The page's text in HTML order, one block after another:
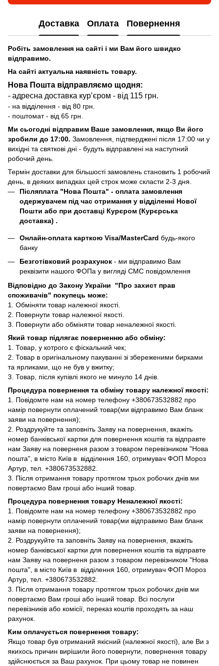
Доставка Оплата Повернення
Робіть замовлення на сайті і ми Вам його швидко
відправимо.
На сайті актуальна наявність товару.
Нова Пошта відправляємо щодня:
- адресна доставка курʼєром - від 115 грн.
- на відділення - від 80 грн.
- поштомат - від 65 грн.
Ми сьогодні відправим Ваше замовлення, якщо Ви його
зробили до 17:00. Замовлення, підтверджені після 17:00 чи у
вихідні та святкові дні - будуть відправлені на наступний
робочий день.
Термін доставки для більшості замовлень становить 1 робочий
день, в деяких випадках цей строк може скласти 2-3 дня.
Післяплата "Нова Пошта" - оплата замовлення
одержувачем під час отримання у відділенні Нової
Пошти або при доставці Курєром (Курєрська
доставка) .
Онлайн-оплата карткою Visa/MasterCard будь-якого
банку
Безготівковий розрахунок - ми відправимо Вам
реквізити нашого ФОПа у вигляді СМС повідомлення
Відповідно до Закону України "Про захист прав
споживачів" покупець може:
1. Обміняти товар належної якості.
2. Повернути товар належної якості.
3. Повернути або обміняти товар неналежної якості.
Який товар підлягає поверненню або обміну:
1. Товар, у котрого є фіскальний чек;
2. Товар в оригінальному пакуванні зі збереженими бирками
та ярликами, що не був у вжитку;
3. Товар, після купівлі якого не минуло 14 днів.
Процедура повернення та обміну товару належної якості:
1. Повідомте нам на номер телефону +380673532882 про
намір повернути оплачений товар(ми відправимо Вам бланк
заяви на повернення);
2. Роздрукуйте та заповніть Заяву на повернення, вкажіть
номер банківської картки для повернення коштів та відправте
нам Заяву на поверненя разом з товаром перевізником "Нова
пошта", в місто Київ в відділення 160, отримувач ФОП Мороз
Артур, тел. +380673532882.
3. Після отримання товару протягом трьох робочих днів ми
повертаємо Вам гроші або інший товар.
Процедура повернення товару Неналежної якості:
1. Повідомте нам на номер телефону +380673532882 про
намір повернути оплачений товар(ми відправимо Вам бланк
заяви на повернення);
2. Роздрукуйте та заповніть Заяву на повернення, вкажіть
номер банківської картки для повернення коштів та відправте
нам Заяву на поверненя разом з товаром перевізником "Нова
пошта", в місто Київ в відділення 160, отримувач ФОП Мороз
Артур, тел. +380673532882.
3. Після отримання товару протягом трьох робочих днів ми
повертаємо Вам гроші або інший товар. Всі послуги
перевізників або комісії, переказ коштів проходять за наш
рахунок.
Ким оплачується повернення товару:
Якщо товар був отриманий якісний (належної якості), але Ви з
якихось причин вирішили його повернути, повернення товару
здійснюється за Ваш рахунок. При цьому товар не повинен